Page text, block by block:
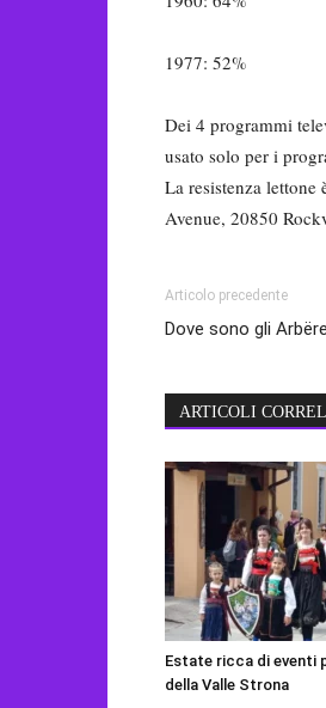
1977: 52%
Dei 4 programmi
usato solo per i
La resistenza
Avenue, 20850
Articolo precedente
Dove sono gli
ARTICOLI
Estate ricca di eventi
della Valle Strona